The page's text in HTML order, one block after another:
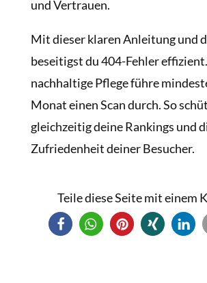
und Vertrauen.
Mit dieser klaren Anleitung und
beseitigst du 404-Fehler
nachhaltige Pflege führe
Monat einen Scan durch. So
gleichzeitig deine Rankings und
Zufriedenheit deiner Besucher.
Teile diese Seite mit einem